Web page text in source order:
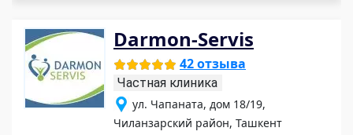
Darmon-Servis
42 отзыва
Частная клиника
ул. Чапаната, дом 18/19,
Чиланзарский район, Ташкент